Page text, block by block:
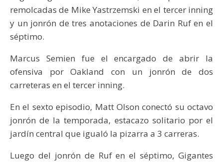
remolcadas de Mike Yastrzemski en el tercer inning
y un jonrón de tres anotaciones de Darin Ruf en el
séptimo.
Marcus Semien fue el encargado de abrir la
ofensiva por Oakland con un jonrón de dos
carreteras en el tercer inning.
En el sexto episodio, Matt Olson conectó su octavo
jonrón de la temporada, estacazo solitario por el
jardín central que igualó la pizarra a 3 carreras.
Luego del jonrón de Ruf en el séptimo, Gigantes